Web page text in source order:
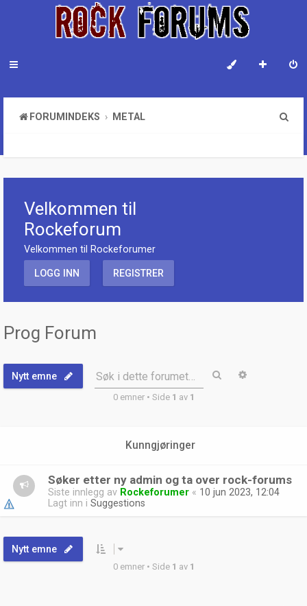
FORUMINDEKS
METAL
Velkommen til
Rockeforum
Velkommen til Rockeforumer
LOGG INN REGISTRER
Prog Forum
Nytt emne Søk i dette forumet… Søk
0 emner • Side 1 av 1
Kunngjøringer
Søker etter ny admin og ta over rock-forums
Siste innlegg av Rockeforumer « 10 jun 2023, 12:04
Lagt inn i Suggestions
Nytt emne
0 emner • Side 1 av 1